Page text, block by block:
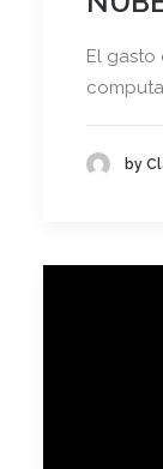
El gasto
by